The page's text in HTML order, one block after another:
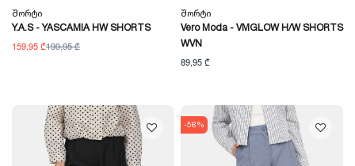
Შორტი
Y.A.S - YASCAMIA HW SHORTS
159,95 ₾199,95 ₾
Შორტი
Vero Moda - VMGLOW H/W SHORTS
WVN
89,95 ₾
-58%